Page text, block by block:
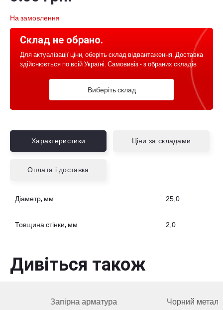
На замовлення
Склад не обрано.
Для актуалізації ціни, оберіть склад відвантаження. Доставка
здійснюється по всій Україні. Самовивіз - з обраних складів
Виберіть склад
Характеристики Ціни за складами
Оплата і доставка
Діаметр, мм 25,0
Товщина стінки, мм 2,0
Дивіться також
Запірна арматура Чорний метал